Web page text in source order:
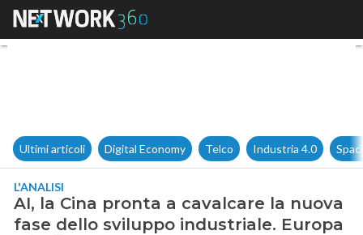
AI, la Cina pronta a
Ultimi articoli Digital Economy Telco Industria 4.0
L'ANALISI
AI, la Cina pronta a cavalcare la nuova
fase dello sviluppo industriale. Europa